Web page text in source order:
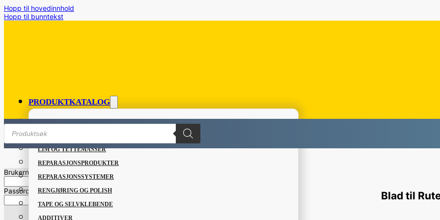
Hopp til hovedinnhold
Hopp til bunntekst
PRODUKTKATALOG
GRUNNING OG LAKK
LIM OG TETTEMASSER
REPARASJONSPRODUKTER
REPARASJONSSYSTEMER
RENGJØRING OG POLISH
TAPE OG SELVKLEBENDE
ADDITIVER
Products
search
Brukernavn eller Epost
Passord
Hjem
Blad til